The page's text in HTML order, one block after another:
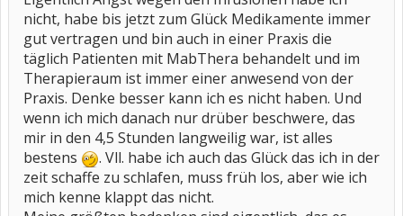
nicht, habe bis jetzt zum Glück Medikamente immer
gut vertragen und bin auch in einer Praxis die
täglich Patienten mit MabThera behandelt und im
Therapieraum ist immer einer anwesend von der
Praxis. Denke besser kann ich es nicht haben. Und
wenn ich mich danach nur drüber beschwere, das
mir in den 4,5 Stunden langweilig war, ist alles
bestens
. Vll. habe ich auch das Glück das ich in der
zeit schaffe zu schlafen, muss früh los, aber wie ich
mich kenne klappt das nicht.